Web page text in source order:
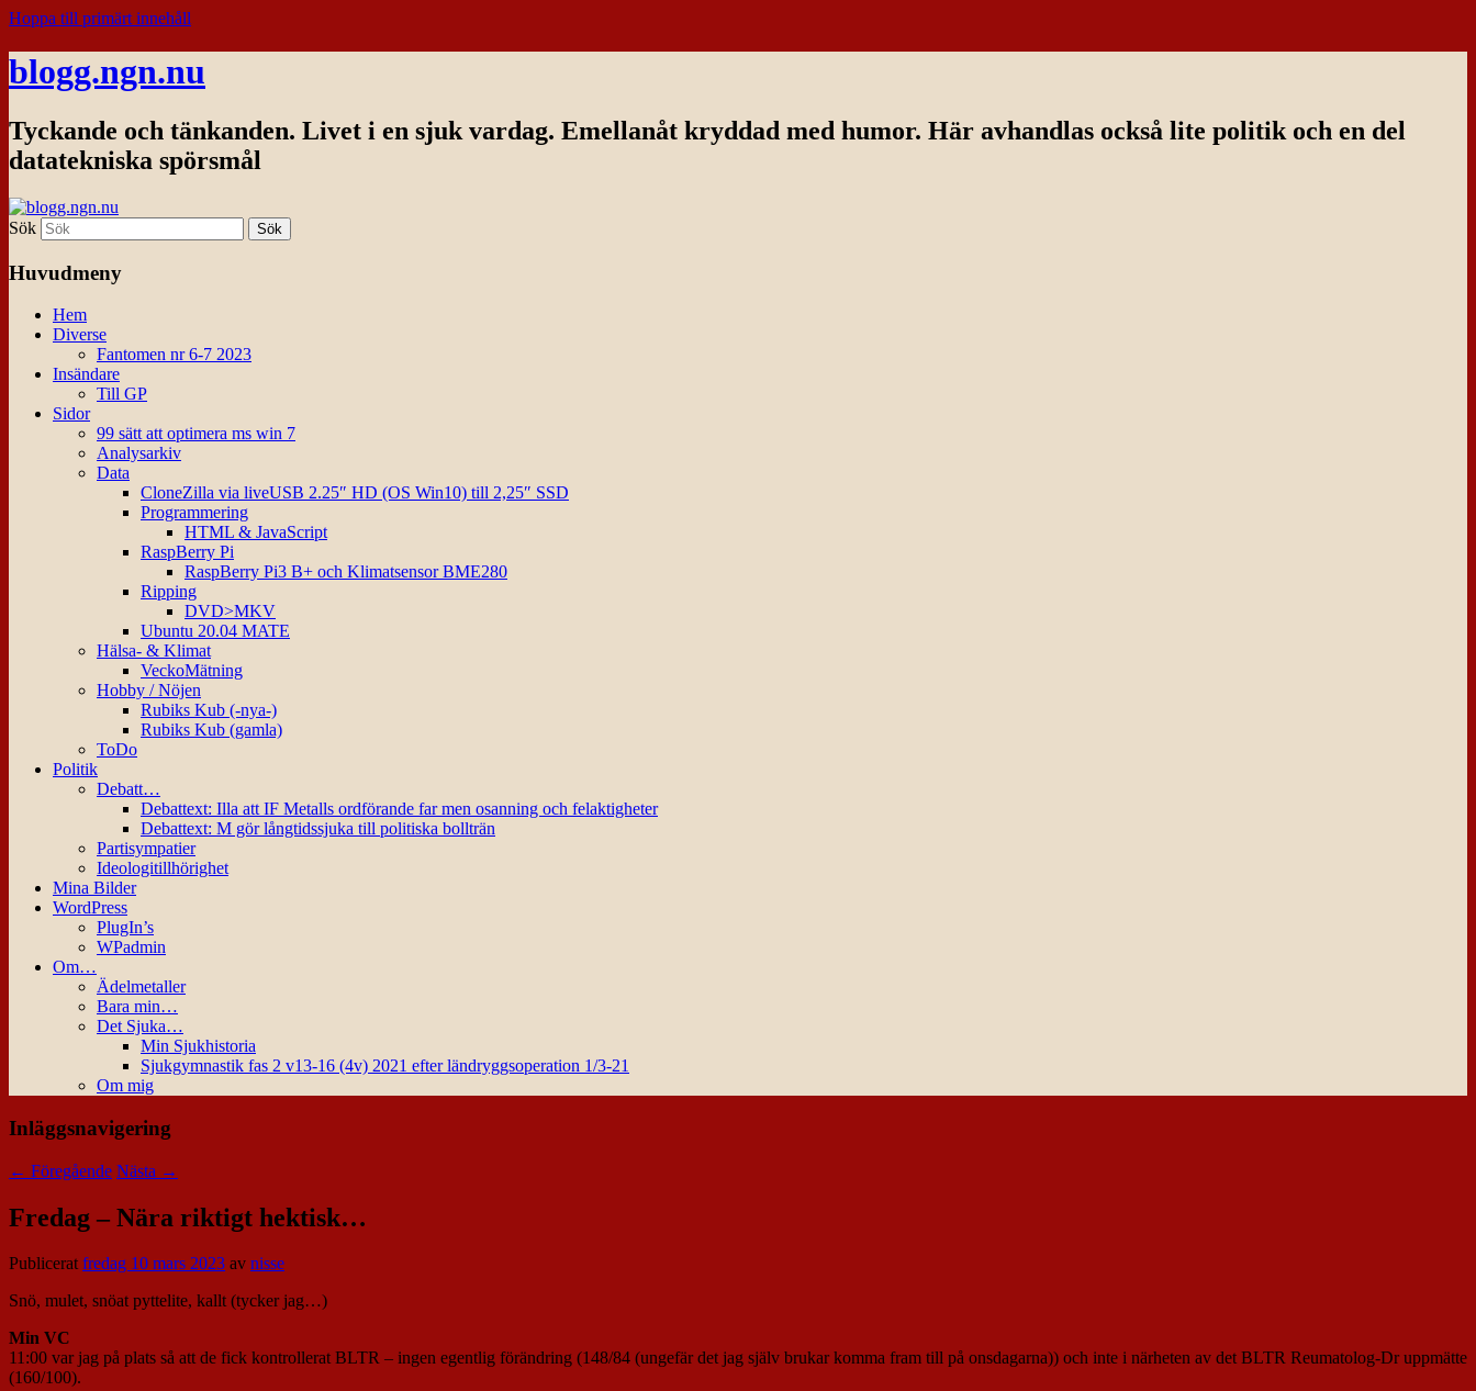
Hoppa till primärt innehåll
blogg.ngn.nu
Tyckande och tänkanden. Livet i en sjuk vardag. Emellanåt kryddad med humor. Här avhandlas också lite politik och en del
datatekniska spörsmål
Sök
Huvudmeny
Hem
Diverse
Fantomen nr 6-7 2023
Insändare
Till GP
Sidor
99 sätt att optimera ms win 7
Analysarkiv
Data
CloneZilla via liveUSB 2.25″ HD (OS Win10) till 2,25″ SSD
Programmering
HTML & JavaScript
RaspBerry Pi
RaspBerry Pi3 B+ och Klimatsensor BME280
Ripping
DVD>MKV
Ubuntu 20.04 MATE
Hälsa- & Klimat
VeckoMätning
Hobby / Nöjen
Rubiks Kub (-nya-)
Rubiks Kub (gamla)
ToDo
Politik
Debatt…
Debattext: Illa att IF Metalls ordförande far men osanning och felaktigheter
Debattext: M gör långtidssjuka till politiska bollträn
Partisympatier
Ideologitillhörighet
Mina Bilder
WordPress
PlugIn’s
WPadmin
Om…
Ädelmetaller
Bara min…
Det Sjuka…
Min Sjukhistoria
Sjukgymnastik fas 2 v13-16 (4v) 2021 efter ländryggsoperation 1/3-21
Om mig
Inläggsnavigering
← Föregående Nästa →
Fredag – Nära riktigt hektisk…
Publiceratfredag 10 mars 2023 av nisse
Snö, mulet, snöat pyttelite, kallt (tycker jag…)
Min VC
11:00 var jag på plats så att de fick kontrollerat BLTR – ingen egentlig förändring (148/84 (ungefär det jag själv brukar komma fram till på onsdagarna)) och inte i närheten av det BLTR Reumatolog-Dr uppmätte
(160/100).